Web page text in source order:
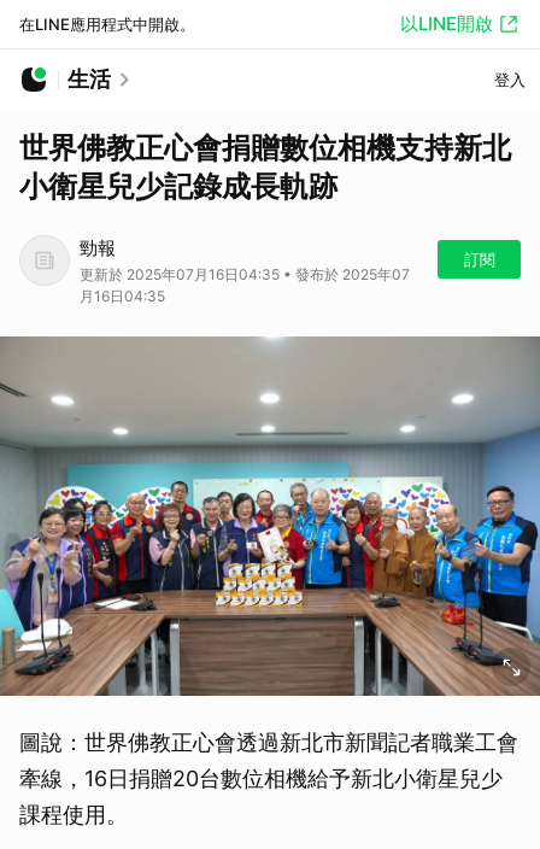
在LINE應用程式中開啟。 以LINE開啟
生活 登入
世界佛教正心會捐贈數位相機支持新北
小衛星兒少記錄成長軌跡
勁報
更新於 2025年07月16日04:35 • 發布於 2025年07
月16日04:35
訂閱
圖說：世界佛教正心會透過新北市新聞記者職業工會
牽線，16日捐贈20台數位相機給予新北小衛星兒少
課程使用。